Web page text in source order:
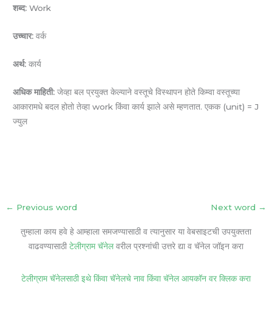
शब्द: Work
उच्चार: वर्क
अर्थ: कार्य
अधिक माहिती: जेव्हा बल प्रयुक्त केल्याने वस्तूचे विस्थापन होते किम्वा वस्तूच्या
आकारामधे बदल होतो तेव्हा work किंवा कार्य झाले असे म्हणतात. एकक (unit) = J
ज्युल
← Previous word Next word →
तुम्हाला काय हवे हे आम्हाला समजण्यासाठी व त्यानुसार या वेबसाइटची उपयुक्तता
वाढवण्यासाठी टेलीग्राम चॅनेलवरील प्रश्नांची उत्तरे द्या व चॅनेल जॉइन करा
टेलीग्राम चॅनेलसाठी इथे किंवा चॅनेलचे नाव किंवा चॅनेल आयकॉन वर क्लिक करा